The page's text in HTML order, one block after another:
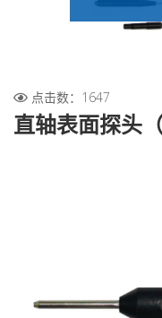
点击数：1647
直轴表面探头